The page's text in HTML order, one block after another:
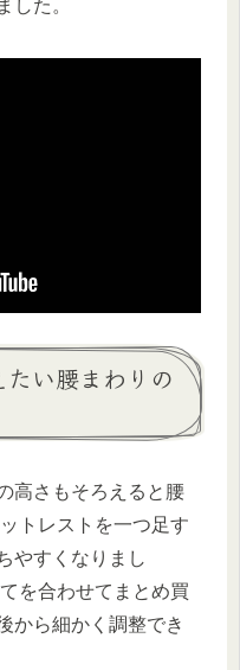
した。
い腰まわりの
高さもそろえると腰
トレストを一つ足す
やすくなりまし
を合わせてまとめ買
から細かく調整でき